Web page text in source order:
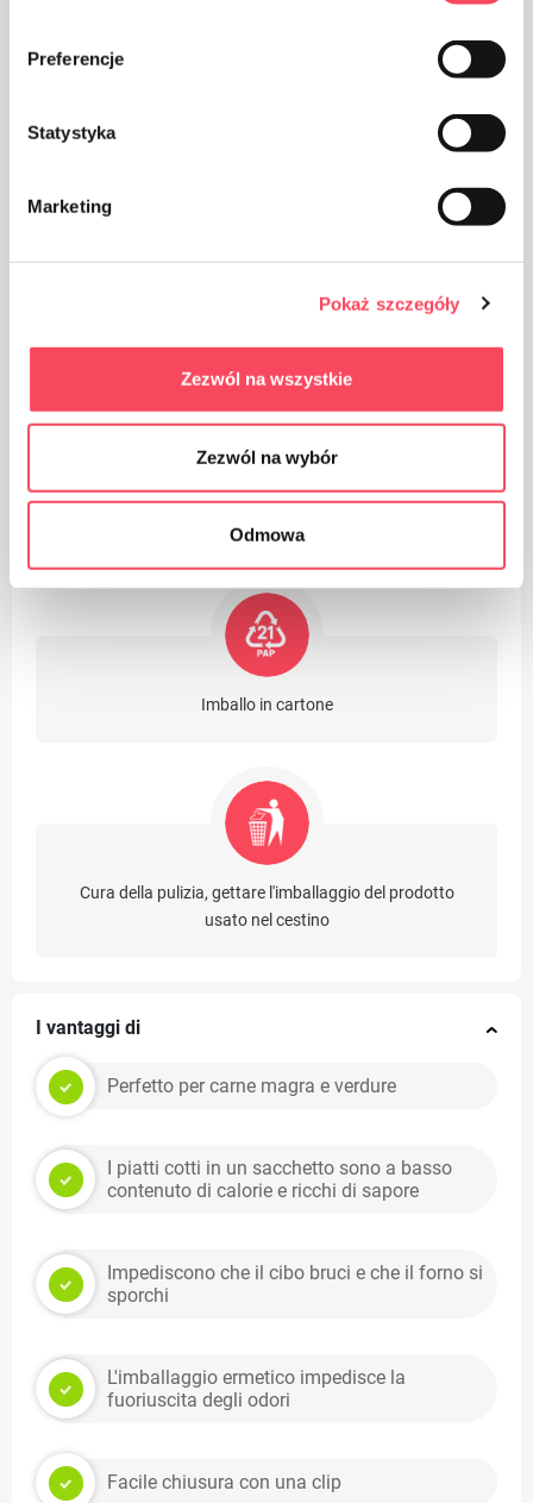
Preferencje
Statystyka
Marketing
Pokaż szczegóły
Zezwól na wszystkie
Zezwól na wybór
Odmowa
influisce sul gusto e sull'odore del piatto
Il prodotto è approvato per la negoziazione nei paesi
Imballo in cartone
Cura della pulizia, gettare l'imballaggio del prodotto
usato nel cestino
I vantaggi di
Perfetto per carne magra e verdure
I piatti cotti in un sacchetto sono a basso
contenuto di calorie e ricchi di sapore
Impediscono che il cibo bruci e che il forno si
sporchi
L'imballaggio ermetico impedisce la
fuoriuscita degli odori
Facile chiusura con una clip